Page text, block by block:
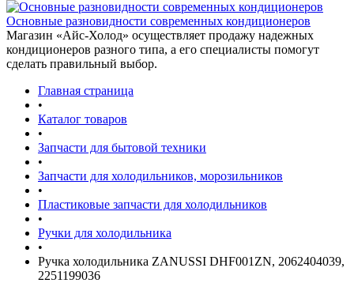
Основные разновидности современных кондиционеров
Магазин «Айс-Холод» осуществляет продажу надежных
кондиционеров разного типа, а его специалисты помогут
сделать правильный выбор.
Главная страница
•
Каталог товаров
•
Запчасти для бытовой техники
•
Запчасти для холодильников, морозильников
•
Пластиковые запчасти для холодильников
•
Ручки для холодильника
•
Ручка холодильника ZANUSSI DHF001ZN, 2062404039,
2251199036